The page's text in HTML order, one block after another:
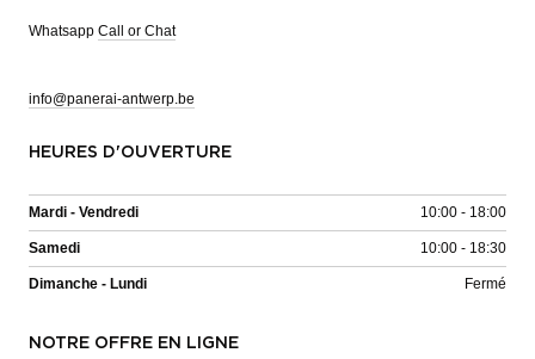
Whatsapp Call or Chat
info@panerai-antwerp.be
HEURES D'OUVERTURE
Mardi - Vendredi 10:00 - 18:00
Samedi 10:00 - 18:30
Dimanche - Lundi Fermé
NOTRE OFFRE EN LIGNE